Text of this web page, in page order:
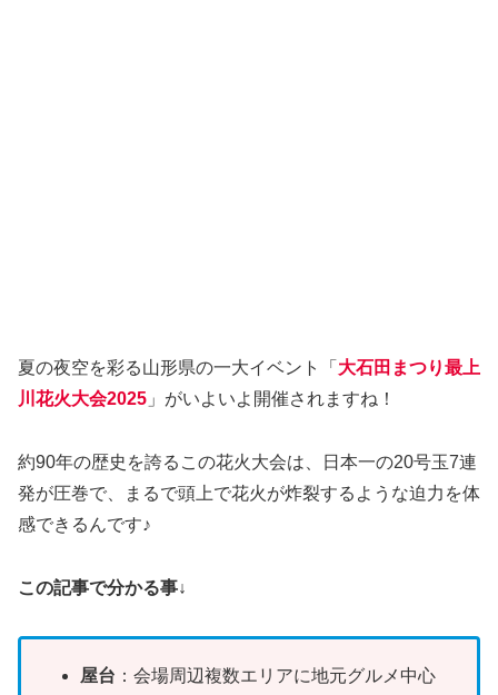
夏の夜空を彩る山形県の一大イベント「 大石田まつり最上
川花火大会2025 」がいよいよ開催されますね！
約90年の歴史を誇るこの花火大会は、日本一の20号玉7連
発が圧巻で、まるで頭上で花火が炸裂するような迫力を体
感できるんです♪
この記事で分かる事↓
屋台 ：会場周辺複数エリアに地元グルメ中心